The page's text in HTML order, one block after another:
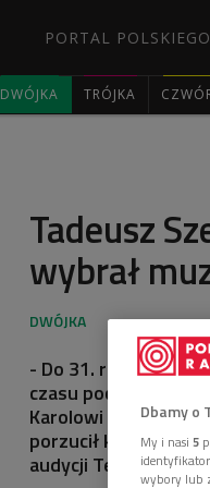
PORTAL
DWÓJKA TRÓJKA
Tadeusz
wybrał
- Do 31. roku życia
czasu pochodzą
Karolowi
porzucił karierę
audycji Teresa
Dbamy o
My i nasi 5
wybory lub